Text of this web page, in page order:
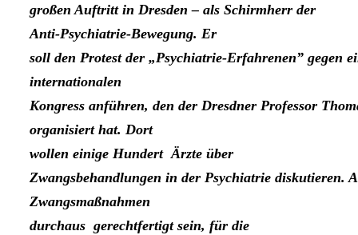
großen Auftritt in Dresden – als Schirmherr der
Anti-Psychiatrie-Bewe­gung. Er
soll den Protest der „Psychiatrie-Erfahrenen” gegen
internationalen
Kongress anführen, den der Dresdner Professor
organisiert hat. Dort
wollen einige Hundert Ärzte über
Zwangsbe­handlungen in der Psychiatrie diskutieren.
Zwangsmaßnah­men
durchaus gerechtfertigt sein, für die